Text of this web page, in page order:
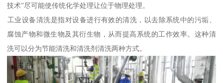
技术”尽可能使传统化学处理让位于物理处理。
‌工业设备清洗‌是指对设备进行有效的清洗，以去除系统中的污垢、
腐蚀产物和微生物及其衍生物，从而提高系统的工作效率。这种清
洗可以分为节能清洗和清洗剂清洗两种方式。‌